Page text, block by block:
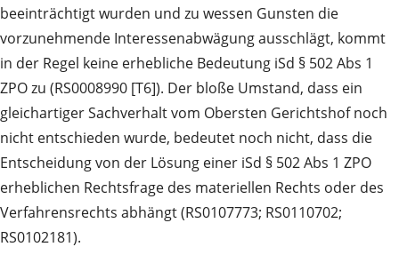
beeinträchtigt wurden und zu wessen Gunsten die
vorzunehmende Interessenabwägung ausschlägt, kommt
in der Regel keine erhebliche Bedeutung iSd § 502 Abs 1
ZPO zu (RS0008990 [T6]). Der bloße Umstand, dass ein
gleichartiger Sachverhalt vom Obersten Gerichtshof noch
nicht entschieden wurde, bedeutet noch nicht, dass die
Entscheidung von der Lösung einer iSd § 502 Abs 1 ZPO
erheblichen Rechtsfrage des materiellen Rechts oder des
Verfahrensrechts abhängt (RS0107773; RS0110702;
RS0102181).